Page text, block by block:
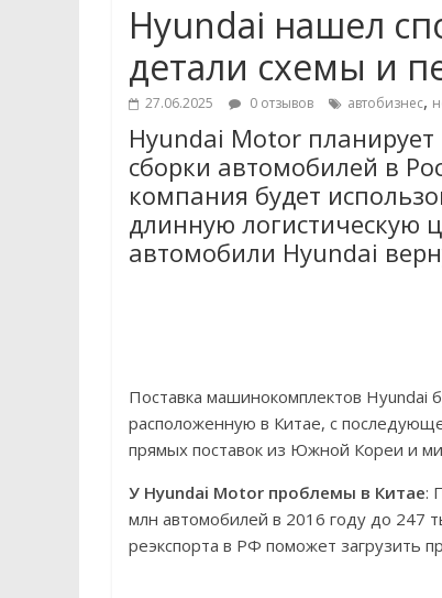
Hyundai нашел
детали схемы и
27.06.2025 0 отзывов автобизнес,
Hyundai Motor
сборки автомобилей в
компания будет
длинную логистическую
автомобили Hyundai
Поставка машинокомплектов
расположенную в Китае, с
прямых поставок из Южной Кореи и
У Hyundai Motor проблемы в Китае:
млн автомобилей в 2016 году до 247
реэкспорта в РФ поможет загрузить